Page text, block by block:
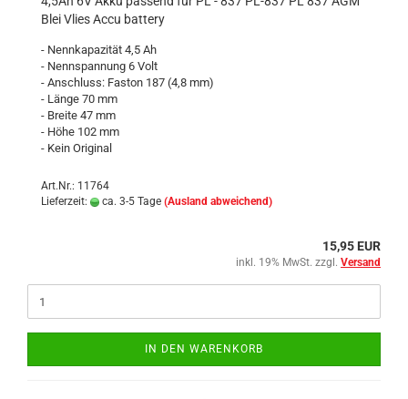
Blei Vlies Accu battery
- Nennkapazität 4,5 Ah
- Nennspannung 6 Volt
- Anschluss: Faston 187 (4,8 mm)
- Länge 70 mm
- Breite 47 mm
- Höhe 102 mm
- Kein Original
Art.Nr.: 11764
Lieferzeit:
ca. 3-5 Tage (Ausland abweichend)
15,95 EUR
inkl. 19% MwSt. zzgl. Versand
IN DEN WARENKORB